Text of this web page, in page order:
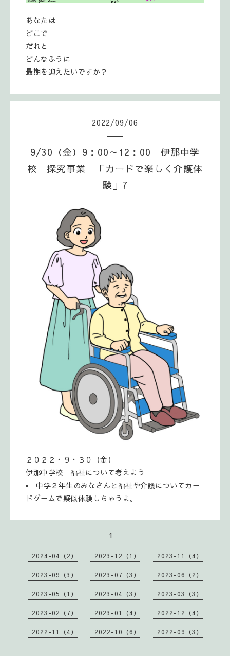
あなたは
どこで
だれと
どんなふうに
最期を迎えたいですか？
2022/09/06
9/30（金）9：00～12：00 伊那中学
校 探究事業 「カードで楽しく介護体
験」7
２０２２・９・３０（金）
伊那中学校 福祉について考えよう
中学２年生のみなさんと福祉や介護についてカー
ドゲームで疑似体験しちゃうよ。
1
2024-04（2） 2023-12（1） 2023-11（4）
2023-09（3） 2023-07（3） 2023-06（2）
2023-05（1） 2023-04（3） 2023-03（3）
2023-02（7） 2023-01（4） 2022-12（4）
2022-11（4） 2022-10（6） 2022-09（3）